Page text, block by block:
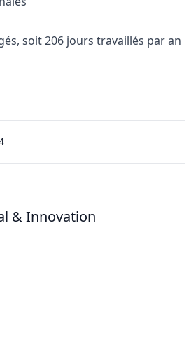
soit 206 jours travaillés par an
& Innovation